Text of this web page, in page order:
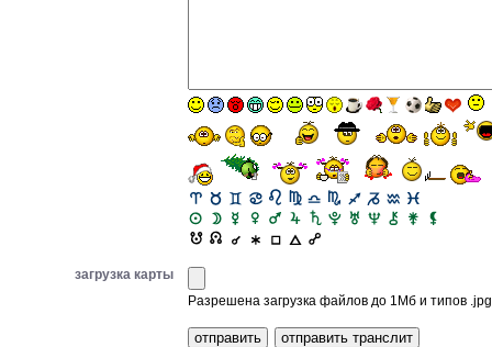
загрузка карты
Разрешена загрузка файлов до 1Мб и типов